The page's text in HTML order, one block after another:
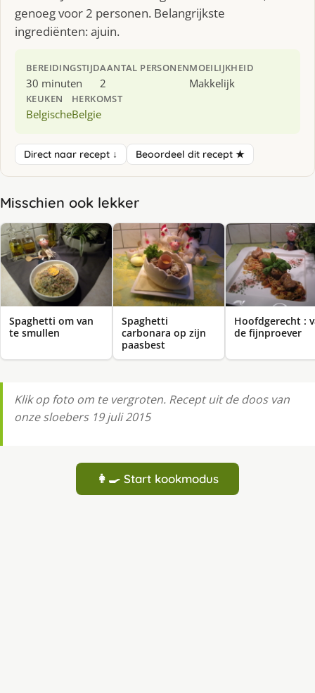
genoeg voor 2 personen. Belangrijkste
ingrediënten: ajuin.
BEREIDINGSTIJD
30 minuten
AANTAL PERSONEN
2
MOEILIJKHEID
Makkelijk
KEUKEN
Belgische
HERKOMST
Belgie
Direct naar recept ↓ Beoordeel dit recept ★
Misschien ook lekker
Spaghetti om van
te smullen
Spaghetti
carbonara op zijn
paasbest
Hoofdgerecht :
de fijnproever
Klik op foto om te vergroten. Recept uit de doos van
onze sloebers 19 juli 2015
👩‍🍳 Start kookmodus